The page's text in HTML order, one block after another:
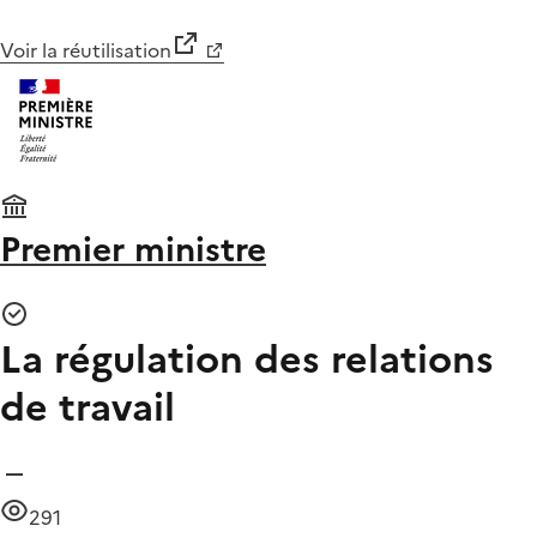
Voir la réutilisation
Premier ministre
La régulation des relations
de travail
291